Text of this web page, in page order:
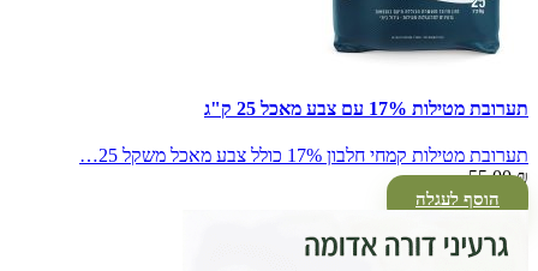
תערובת מטילות 17% עם צבע מאכל 25 ק"ג
תערובת מטילות קמחי חלבון 17% כולל צבע מאכל משקל 25…
55.00₪
הוסף לעגלה